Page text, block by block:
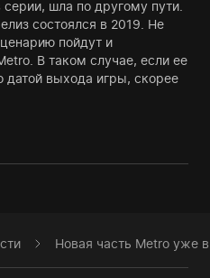
шла по другому пути.
состоялся в 2019. Не
пойдут и
В таком случае, если ее
датой выхода игры, скорее
Новая часть Metro уже